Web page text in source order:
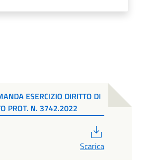
ESERCIZIO DIRITTO DI
PROT. N. 3742.2022
Scarica